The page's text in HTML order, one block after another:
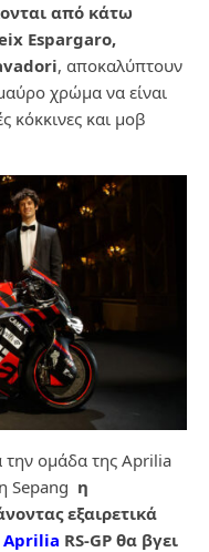
από κάτω
Espargaro,
, αποκαλύπτουν
χρώμα να είναι
κόκκινες και μοβ
την ομάδα της Aprilia
Sepang η
εξαιρετικά
Aprilia RS-GP θα βγει